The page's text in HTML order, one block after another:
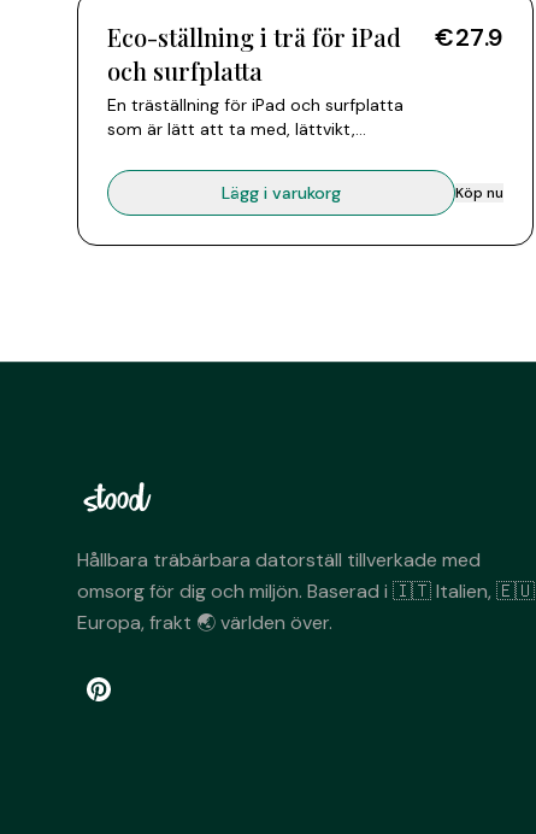
Eco-ställning i trä för iPad
och surfplatta
En träställning för iPad och surfplatta
som är lätt att ta med, lättvikt,
ihop och håller iPad eller surfplattan
lodrätt och säkert för en bekvämare,
video eller följer ett recept.
€27.9
Lägg i varukorg Köp nu
Hållbara träbärbara datorställ tillverkade med
omsorg för dig och miljön. Baserad i 🇮🇹 Italien, 🇪🇺
Europa, frakt 🌏 världen över.